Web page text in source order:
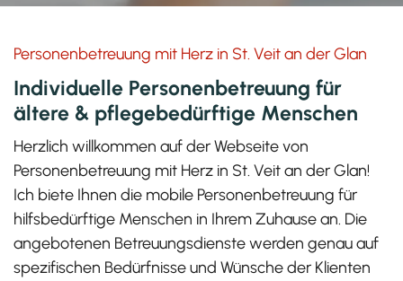
Personenbetreuung mit Herz in St. Veit an der Glan
Individuelle Personenbetreuung für
ältere & pflegebedürftige Menschen
Herzlich willkommen auf der Webseite von
Personenbetreuung mit Herz in St. Veit an der Glan!
Ich biete Ihnen die mobile Personenbetreuung für
hilfsbedürftige Menschen in Ihrem Zuhause an. Die
angebotenen Betreuungsdienste werden genau auf
spezifischen Bedürfnisse und Wünsche der Klienten